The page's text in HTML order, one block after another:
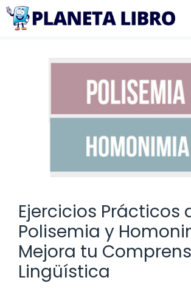
Saltar
Ejercicios Prácticos
Polisemia y
Mejora tu
Lingüística